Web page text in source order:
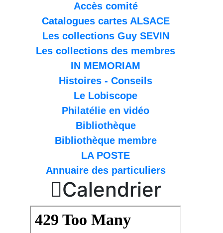
Accès comité
Catalogues cartes ALSACE
Les collections Guy SEVIN
Les collections des membres
IN MEMORIAM
Histoires - Conseils
Le Lobiscope
Philatélie en vidéo
Bibliothèque
Bibliothèque membre
LA POSTE
Annuaire des particuliers
Calendrier